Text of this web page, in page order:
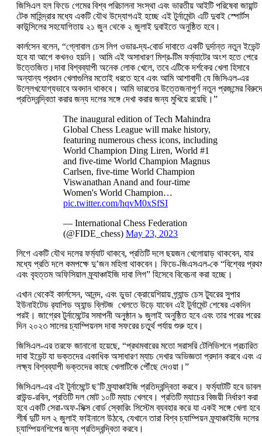
জিসিএল হল ফিডে গেমের বিশ্ব পরিচালনা সংস্থা এবং ভারতীয় আইটি পরিষেবা জায়ান্ট
টেক মাহিন্দ্রার মধ্যে একটি যৌথ উদ্যোগএই হচ্ছে এই টুর্নামেন্ট৷ এটি দুবাই স্পোর্টস
কাউন্সিলের সহযোগিতায় ২১ জুন থেকে ২ জুলাই দুবাইতে অনুষ্ঠিত হবে।
কার্লসেন বলেন, “গ্লোবাল চেস লিগ ওভার-দ্য-বোর্ড দাবাতে একটি দুর্দান্ত নতুন ইভেন্ট
হবে যা আগে কখনও হয়নি। আমি এই অসাধারণ মিশ্র-টিম ফর্ম্যাটের অংশ হতে পেরে
উত্তেজিত।দাবা বিশ্বব্যাপী অনেক লোক খেলে, তবে এটিকে দর্শকের খেলা হিসাবে
অন্যান্য প্রধান খেলাগুলির মতোই ধরতে হবে এবং আমি আশাবাদী যে জিসিএল-এর
উল্লেখযোগ্যভাবে অবদান থাকবে। আমি ভারতের উত্তেজনাপূর্ণ নতুন প্রজন্মের
প্রতিদ্বন্দ্বিতা করার জন্য দলের সঙ্গে দেখা করার জন্য মুখিয়ে রয়েছি।”
The inaugural edition of Tech Mahindra
Global Chess League will make history,
featuring numerous chess icons, including
World Champion Ding Liren, World #1
and five-time World Champion Magnus
Carlsen, five-time World Champion
Viswanathan Anand and four-time
Women's World Champion…
pic.twitter.com/hqvM0xSfSI
— International Chess Federation
(@FIDE_chess) May 23, 2023
লিগে একটি যৌথ দলের ফর্ম্যাট থাকবে, প্রতিটি দলে ছয়জন খেলোয়াড় থাকবেন, যার
মধ্যে প্রতি দলে কমপক্ষে দু’জন মহিলা থাকবেন। ফিডে-জিএসএল-কে “বিশ্বের
এবং বৃহত্তম অফিসিয়াল ফ্র্যাঞ্চাইজি দাবা লিগ” হিসেবে বিবেচনা করা হচ্ছে।
এখান থেকেই কার্লসেন, আনন্দ, এবং ডুডা ক্রোয়েশিয়ায় গ্র্যান্ড চেস ট্যুরের সুপার
ইউনাইটেড র‌্যাপিড অ্যান্ড ব্লিটজ খেলতে উড়ে যাবেন এই টুর্নামেন্ট শেষের একদিন
পরই। জাগ্রেব টুর্নামেন্টের সমাপনী অনুষ্ঠান ৯ জুলাই অনুষ্ঠিত হবে এবং তার পরের পরের
দিন ২০২৩ সালের চ্যাম্পিয়নস দাবা সফরের চতুর্থ পর্যায় শুরু হবে।
জিসিএল-এর তরফে জানানো হয়েছে, “প্রথমবারের মতো সরাসরি টেলিভিশনে প্রচারিত
দাবা ইভেন্ট যা ভক্তদের একাধিক অসাধারণ ম্যাচ দেখার অভিজ্ঞতা প্রদান করবে এবং
লক্ষ্য বিশ্বব্যাপী ভক্তদের কাছে খেলাটিকে পৌঁছে দেওয়া।”
জিসিএল-এর এই টুর্নামেন্টে ছ’টি ফ্র্যাঞ্চাইজি প্রতিদ্বন্দ্বিতা করবে। ফর্ম্যাটটি হবে ডাবল
রাউন্ড-রবিন, প্রতিটি দল মোট ১০টি ম্যাচ খেলবে। প্রতিটি ম্যাচের বিজয়ী নির্ধারণ করা
হবে একটি সেরা-অফ-সিক্স বোর্ড স্কোরিং সিস্টেম ব্যবহার করে যা একই সঙ্গে খেলা
শীর্ষ দুটি দল ২ জুলাই ফাইনালে উঠবে, যেখানে তারা বিশ্ব চ্যাম্পিয়ন ফ্র্যাঞ্চাইজি দলের
চ্যাম্পিয়নশিপের জন্য প্রতিদ্বন্দ্বিতা করবে।